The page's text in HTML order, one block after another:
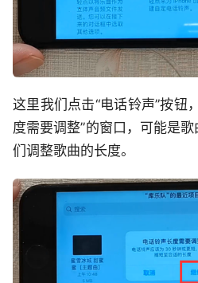
这里我们点击“电话铃声”按钮
度需要调整”的窗口，可能是
们调整歌曲的长度。